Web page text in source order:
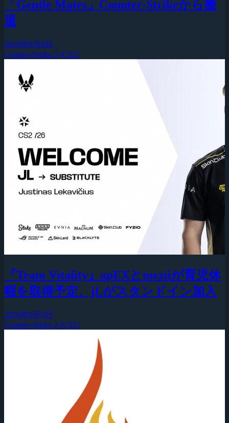
「Gentle Mates」Counter-Strikeから撤
退
2026年8月8日
Counter-Strike 2 (CS2)
『Team Vitality』apEXとmeziiが育児休
暇を取得予定、jLがスタンドイン加入
2026年8月5日
Counter-Strike 2 (CS2)